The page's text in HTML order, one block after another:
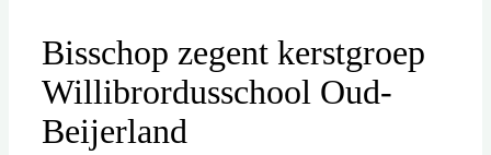
Bisschop zegent kerstgroep
Willibrordusschool Oud-
Beijerland